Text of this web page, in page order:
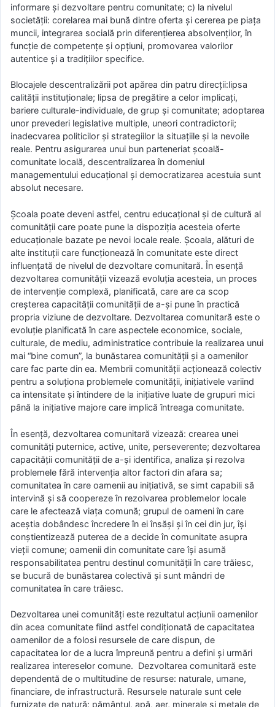
informare şi dezvoltare pentru comunitate; c) la nivelul
societăţii: corelarea mai bună dintre oferta şi cererea pe piaţa
muncii, integrarea socială prin diferenţierea absolvenţilor, în
funcţie de competenţe şi opţiuni, promovarea valorilor
autentice şi a tradiţiilor specifice.
Blocajele descentralizării pot apărea din patru direcţii:lipsa
calităţii instituţionale; lipsa de pregătire a celor implicaţi,
bariere culturale-individuale, de grup şi comunitate; adoptarea
unor prevederi legislative multiple, uneori contradictorii;
inadecvarea politicilor şi strategiilor la situaţiile şi la nevoile
reale. Pentru asigurarea unui bun parteneriat şcoală-
comunitate locală, descentralizarea în domeniul
managementului educaţional şi democratizarea acestuia sunt
absolut necesare.
Şcoala poate deveni astfel, centru educaţional şi de cultură al
comunităţii care poate pune la dispoziţia acesteia oferte
educaţionale bazate pe nevoi locale reale. Şcoala, alături de
alte instituţii care funcţionează în comunitate este direct
influenţată de nivelul de dezvoltare comunitară. În esenţă
dezvoltarea comunităţii vizează evoluţia acesteia, un proces
de intervenţie complexă, planificată, care are ca scop
creşterea capacităţii comunităţii de a-şi pune în practică
propria viziune de dezvoltare. Dezvoltarea comunitară este o
evoluţie planificată în care aspectele economice, sociale,
culturale, de mediu, administratice contribuie la realizarea unui
mai “bine comun”, la bunăstarea comunităţii şi a oamenilor
care fac parte din ea. Membrii comunităţii acţionează colectiv
pentru a soluţiona problemele comunităţii, iniţiativele variind
ca intensitate şi întindere de la iniţiative luate de grupuri mici
până la iniţiative majore care implică întreaga comunitate.
În esenţă, dezvoltarea comunitară vizează: crearea unei
comunităţi puternice, active, unite, perseverente; dezvoltarea
capacităţii comunităţii de a-şi identifica, analiza şi rezolva
problemele fără intervenţia altor factori din afara sa;
comunitatea în care oamenii au iniţiativă, se simt capabili să
intervină şi să coopereze în rezolvarea problemelor locale
care le afectează viaţa comună; grupul de oameni în care
aceştia dobândesc încredere în ei însăşi şi în cei din jur, îşi
conştientizează puterea de a decide în comunitate asupra
vieţii comune; oamenii din comunitate care îşi asumă
responsabilitatea pentru destinul comunităţii în care trăiesc,
se bucură de bunăstarea colectivă şi sunt mândri de
comunitatea în care trăiesc.
Dezvoltarea unei comunităţi este rezultatul acţiunii oamenilor
din acea comunitate fiind astfel condiţionată de capacitatea
oamenilor de a folosi resursele de care dispun, de
capacitatea lor de a lucra împreună pentru a defini şi urmări
realizarea intereselor comune. Dezvoltarea comunitară este
dependentă de o multitudine de resurse: naturale, umane,
financiare, de infrastructură. Resursele naturale sunt cele
furnizate de natură: pământul, apă, aer, minerale şi metale de